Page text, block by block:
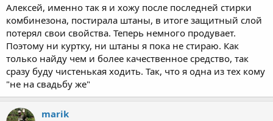
Алексей, именно так я и хожу после последней стирки
комбинезона, постирала штаны, в итоге защитный слой
потерял свои свойства. Теперь немного продувает.
Поэтому ни куртку, ни штаны я пока не стираю. Как
только найду чем и более качественное средство, так
сразу буду чистенькая ходить. Так, что я одна из тех кому
"не на свадьбу же"
marik